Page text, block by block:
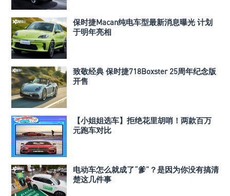
保时捷Macan纯电车型最新消息曝光 计划
于明年亮相
致敬经典 保时捷718Boxster 25周年纪念版
开售
【小姐姐选车】拒绝花里胡哨！两款百万
元跑车对比
电动车怎么就成了“爹”？是因为你没有搞清
楚这几件事